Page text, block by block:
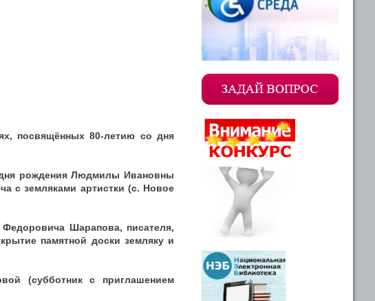
посвящённых 80-летию со дня
дня рождения Людмилы Ивановны
с земляками артистки (с. Новое
Шарапова, писателя,
памятной доски земляку и
(субботник с приглашением